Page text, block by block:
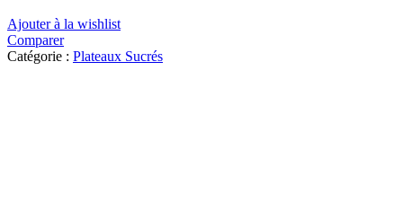
Ajouter à la wishlist
Comparer
Catégorie : Plateaux Sucrés